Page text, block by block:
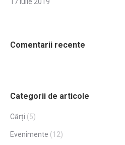
17 iulie 2019
Comentarii recente
Categorii de articole
Cărți (5)
Evenimente (12)